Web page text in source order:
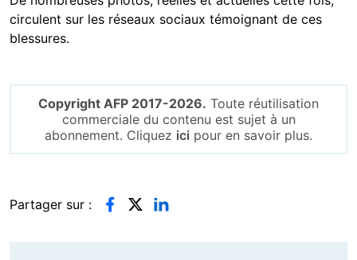
circulent sur les réseaux sociaux témoignant de ces
blessures.
Copyright AFP 2017-2026. Toute réutilisation
commerciale du contenu est sujet à un
abonnement. Cliquez ici pour en savoir plus.
Partager sur :